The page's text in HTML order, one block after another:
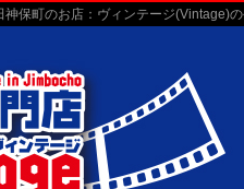
保町のお店：ヴィンテージ(Vintage)